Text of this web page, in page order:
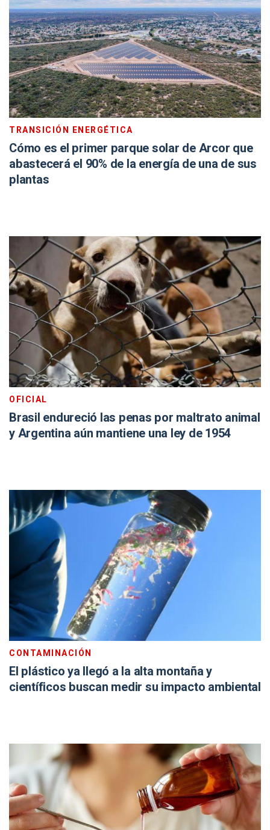
TRANSICIÓN ENERGÉTICA
Cómo es el primer parque solar de Arcor que
abastecerá el 90% de la energía de una de sus
plantas
OFICIAL
Brasil endureció las penas por maltrato animal
y Argentina aún mantiene una ley de 1954
CONTAMINACIÓN
El plástico ya llegó a la alta montaña y
científicos buscan medir su impacto ambiental